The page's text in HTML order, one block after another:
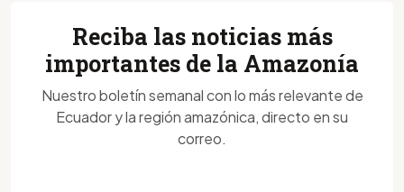
Reciba las noticias más
importantes de la Amazonía
Nuestro boletín semanal con lo más relevante de
Ecuador y la región amazónica, directo en su
correo.